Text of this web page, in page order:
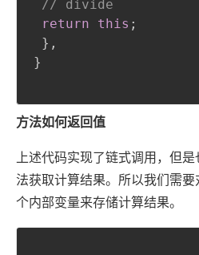
// divide
return
this ;
} ,
}
方法如何返回值
上述代码实现了链式调用，但
法获取计算结果。所以我们需
个内部变量来存储计算结果。